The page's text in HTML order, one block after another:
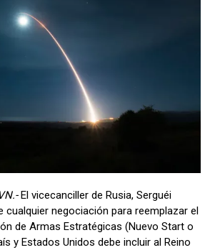
El vicecanciller de Rusia, Serguéi
cualquier negociación para reemplazar el
de Armas Estratégicas (Nuevo Start o
y Estados Unidos debe incluir al Reino